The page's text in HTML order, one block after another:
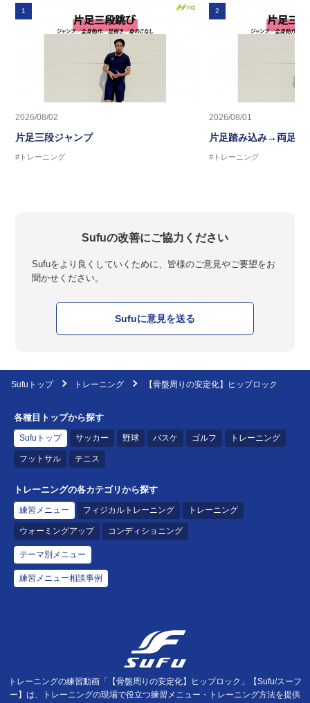
1
2026/08/02
片足三段ジャンプ
#トレーニング
2
2026/08/01
片足踏み込み→両足ジ
#トレーニング
Sufuの改善にご協力ください
Sufuをより良くしていくために、皆様のご意見やご要望をお
聞かせください。
Sufuに意見を送る
Sufuトップ トレーニング 【骨盤周りの安定化】ヒップロック
各種目トップから探す
Sufuトップ サッカー 野球 バスケ ゴルフ トレーニング
フットサル テニス
トレーニングの各カテゴリから探す
練習メニュー フィジカルトレーニング トレーニング
ウォーミングアップ コンディショニング
テーマ別メニュー
練習メニュー相談事例
トレーニングの練習動画「【骨盤周りの安定化】ヒップロック」【Sufu/スーフ
ー】は、トレーニングの現場で役立つ練習メニュー・トレーニング方法を提供